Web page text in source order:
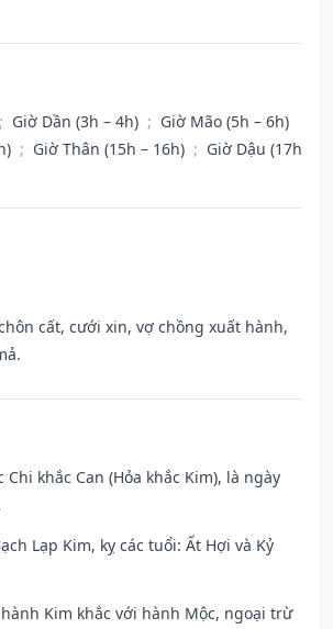
; Giờ Dần (3h – 4h) ; Giờ Mão (5h – 6h)
; Giờ Thân (15h – 16h) ; Giờ Dậu (17h
cất, cưới xin, vợ chồng xuất hành,
Chi khắc Can (Hỏa khắc Kim), là ngày
Lạp Kim, kỵ các tuổi: Ất Hợi và Kỷ
Kim khắc với hành Mộc, ngoại trừ